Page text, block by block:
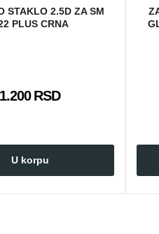
STAKLO 2.5D ZA SM
PLUS CRNA
1.200 RSD
U korpu